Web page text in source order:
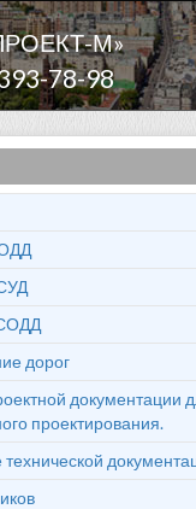
М»
78-98
дорог
документации
проектирования.